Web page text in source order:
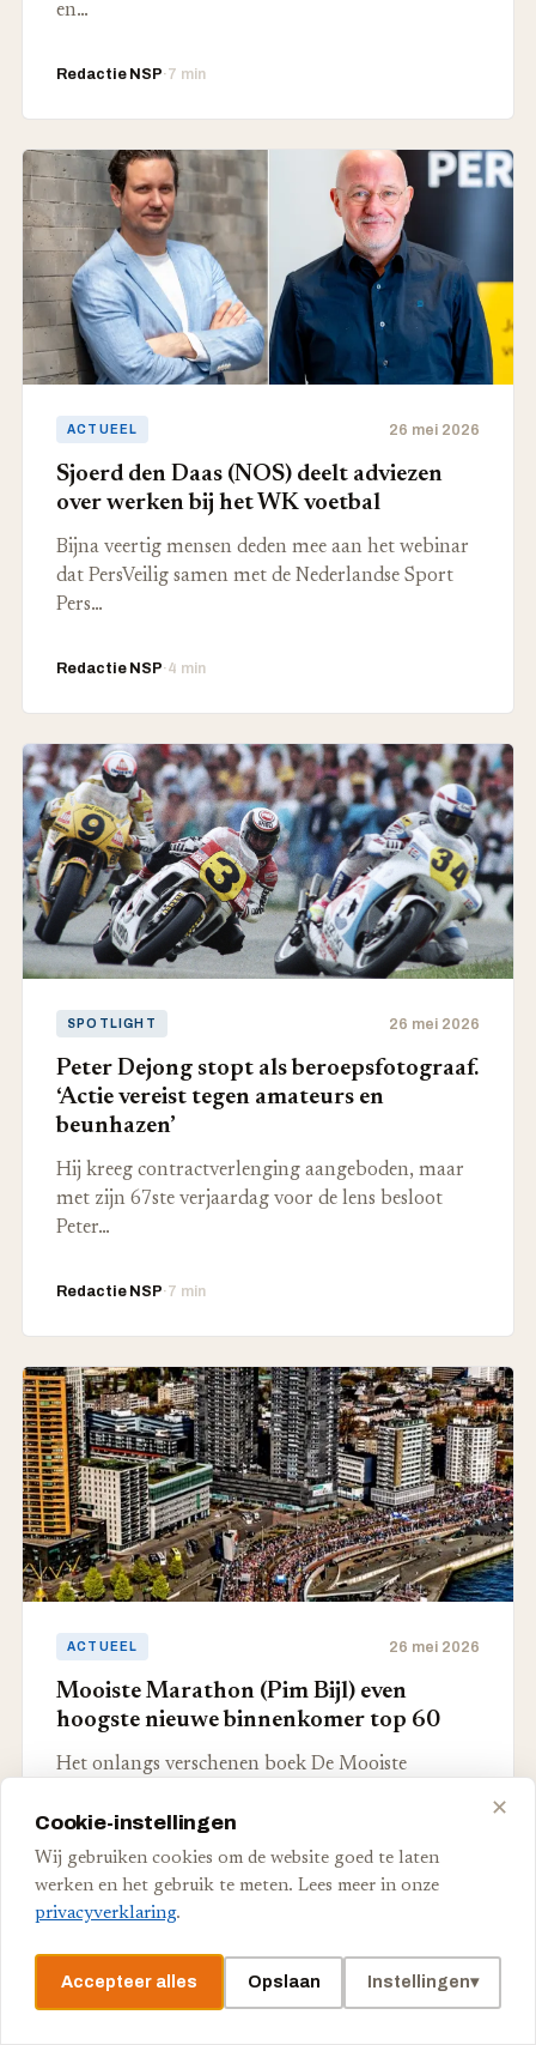
en…
Redactie NSP·7 min
ACTUEEL 26 mei 2026
Sjoerd den Daas (NOS) deelt adviezen
over werken bij het WK voetbal
Bijna veertig mensen deden mee aan het webinar
dat PersVeilig samen met de Nederlandse Sport
Pers…
Redactie NSP·4 min
SPOTLIGHT 26 mei 2026
Peter Dejong stopt als beroepsfotograaf.
‘Actie vereist tegen amateurs en
beunhazen’
Hij kreeg contractverlenging aangeboden, maar
met zijn 67ste verjaardag voor de lens besloot
Peter…
Redactie NSP·7 min
ACTUEEL 26 mei 2026
Mooiste Marathon (Pim Bijl) even
hoogste nieuwe binnenkomer top 60
Het onlangs verschenen boek De Mooiste
tiende plaats de…
Redactie NSP·3 min
✕
Cookie-instellingen
Wij gebruiken cookies om de website goed te laten
werken en het gebruik te meten. Lees meer in onze
privacyverklaring.
Accepteer alles Opslaan Instellingen▾